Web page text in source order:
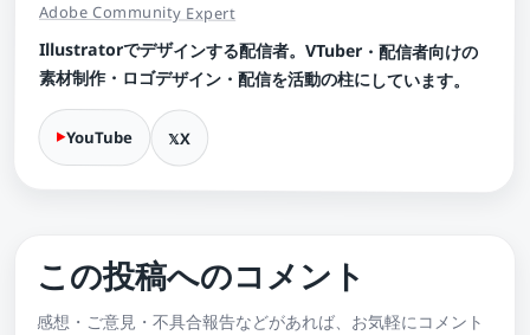
Adobe Community Expert
Illustratorでデザインする配信者。VTuber・配信者向けの
素材制作・ロゴデザイン・配信を活動の柱にしています。
YouTube X
この投稿へのコメント
感想・ご意見・不具合報告などがあれば、お気軽にコメント